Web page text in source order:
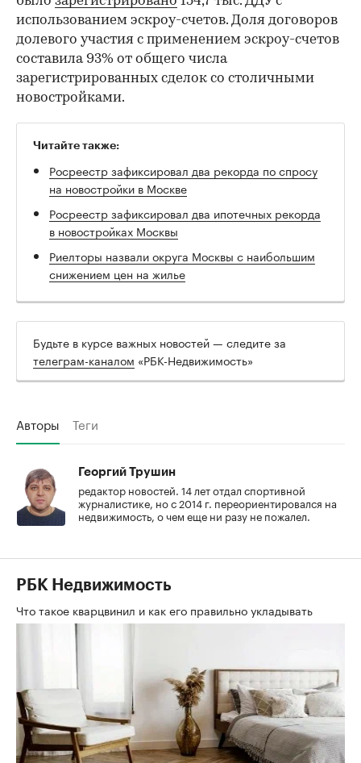
использованием эскроу-счетов. Доля договоров
долевого участия с применением эскроу-счетов
составила 93% от общего числа
зарегистрированных сделок со столичными
новостройками.
Читайте также:
Росреестр зафиксировал два рекорда по спросу
на новостройки в Москве
Росреестр зафиксировал два ипотечных рекорда
в новостройках Москвы
Риелторы назвали округа Москвы с наибольшим
снижением цен на жилье
Будьте в курсе важных новостей — следите за
телеграм-каналом «РБК-Недвижимость»
Авторы Теги
Георгий Трушин
редактор новостей. 14 лет отдал спортивной
журналистике, но с 2014 г. переориентировался на
недвижимость, о чем еще ни разу не пожалел.
РБК Недвижимость
Что такое кварцвинил и как его правильно укладывать